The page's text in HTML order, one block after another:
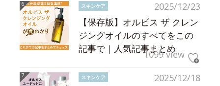
2025/12/23
スキンケア
【保存版】オルビス ザ クレン
ジングオイルのすべてをこの
記事で｜人気記事まとめ
1099 view
2025/12/18
スキンケア